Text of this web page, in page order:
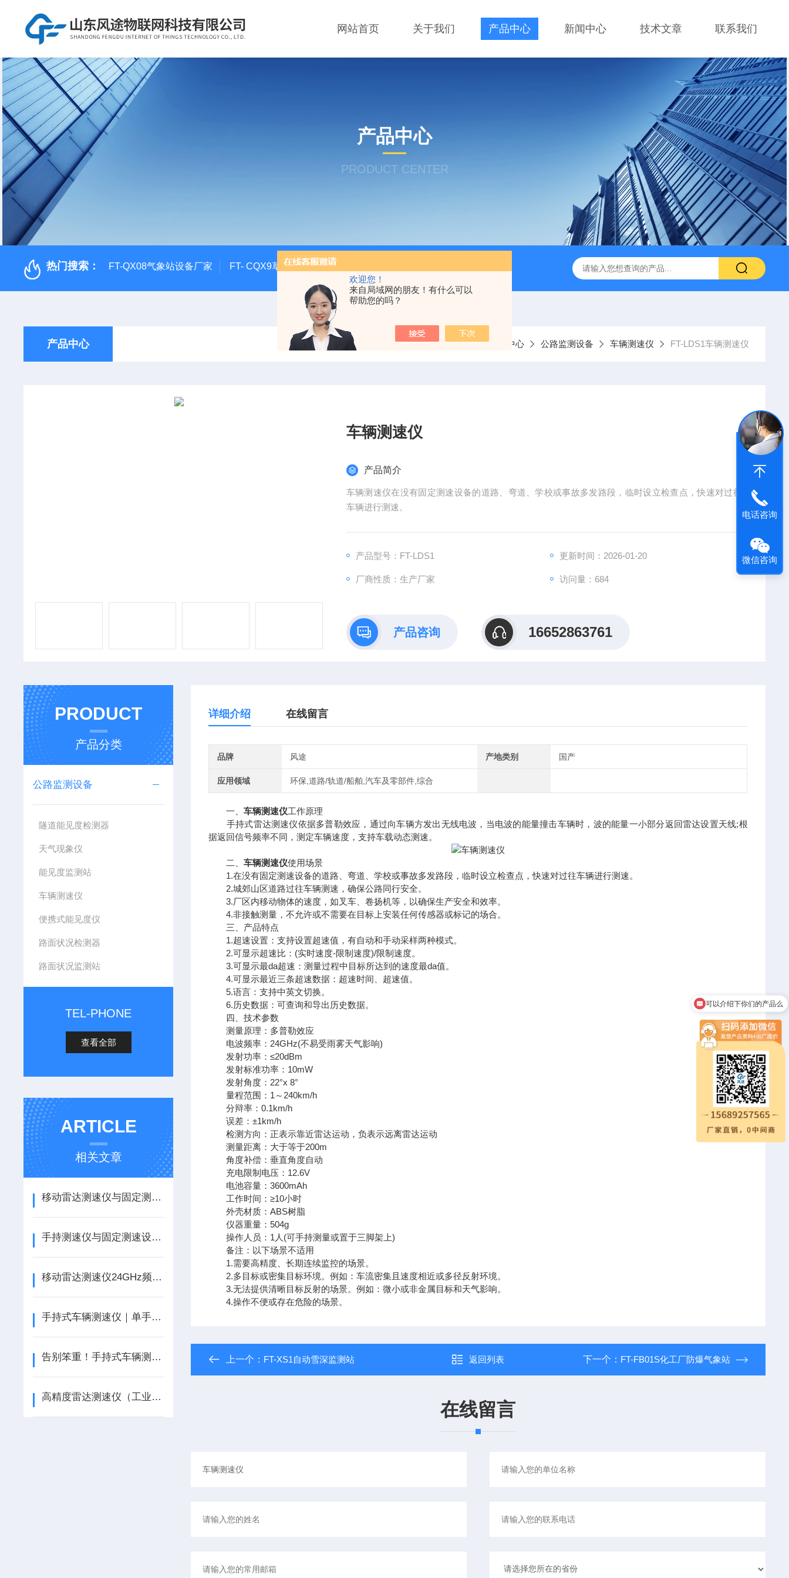
欢迎您！
来自局域网的朋友！有什么可以
帮助您的吗？
网站首页 关于我们 产品中心 新闻中心 技术文章 联系我们
产品中心
PRODUCT CENTER
热门搜索： FT-QX08气象站设备厂家 FT- CQX9草原生态气象站 FT-YW10一体式超声波液位计 FT-ZDSQ无线土壤墒情监测仪厂家
产品中心 当前位置：首页 产品中心 公路监测设备 车辆测速仪 FT-LDS1车辆测速仪
车辆测速仪
产品简介
车辆测速仪在没有固定测速设备的道路、弯道、学校或事故多发路段，临时设立检查点，快速对过往
车辆进行测速。
产品型号：FT-LDS1 更新时间：2026-01-20
厂商性质：生产厂家 访问量：684
产品咨询 16652863761
PRODUCT
产品分类
公路监测设备
隧道能见度检测器
天气现象仪
能见度监测站
车辆测速仪
便携式能见度仪
路面状况检测器
路面状况监测站
TEL-PHONE
查看全部
ARTICLE
相关文章
移动雷达测速仪与固定测速设备哪个更优势
手持测速仪与固定测速设备的优缺点比较
移动雷达测速仪24GHz频段，雨雾天气不受影响
手持式车辆测速仪｜单手操作，便携高效，户外测速好帮手
告别笨重！手持式车辆测速仪，轻便高效易携带
高精度雷达测速仪（工业级），±1km/h精准测速，适配复杂场景
详细介绍 在线留言
品牌 风途 产地类别 国产
应用领域 环保,道路/轨道/船舶,汽车及零部件,综合
一、车辆测速仪工作原理
手持式雷达测速仪依据多普勒效应，通过向车辆方发出无线电波，当电波的能量撞击车辆时，波的能量一小部分返回雷达设置天线;根
据返回信号频率不同，测定车辆速度，支持车载动态测速。
二、车辆测速仪使用场景
1.在没有固定测速设备的道路、弯道、学校或事故多发路段，临时设立检查点，快速对过往车辆进行测速。
2.城郊山区道路过往车辆测速，确保公路同行安全。
3.厂区内移动物体的速度，如叉车、卷扬机等，以确保生产安全和效率。
4.非接触测量，不允许或不需要在目标上安装任何传感器或标记的场合。
三、产品特点
1.超速设置：支持设置超速值，有自动和手动采样两种模式。
2.可显示超速比：(实时速度-限制速度)/限制速度。
3.可显示最da超速：测量过程中目标所达到的速度最da值。
4.可显示最近三条超速数据：超速时间、超速值。
5.语言：支持中英文切换。
6.历史数据：可查询和导出历史数据。
四、技术参数
测量原理：多普勒效应
电波频率：24GHz(不易受雨雾天气影响)
发射功率：≤20dBm
发射标准功率：10mW
发射角度：22°x 8°
量程范围：1～240km/h
分辩率：0.1km/h
误差：±1km/h
检测方向：正表示靠近雷达运动，负表示远离雷达运动
测量距离：大于等于200m
角度补偿：垂直角度自动
充电限制电压：12.6V
电池容量：3600mAh
工作时间：≥10小时
外壳材质：ABS树脂
仪器重量：504g
操作人员：1人(可手持测量或置于三脚架上)
备注：以下场景不适用
1.需要高精度、长期连续监控的场景。
2.多目标或密集目标环境。例如：车流密集且速度相近或多径反射环境。
3.无法提供清晰目标反射的场景。例如：微小或非金属目标和天气影响。
4.操作不便或存在危险的场景。
上一个： FT-XS1自动雪深监测站 返回列表 下一个： FT-FB01S化工厂防爆气象站
在线留言
电话咨询
微信咨询
可以介绍下你们的产品么